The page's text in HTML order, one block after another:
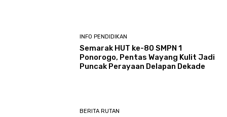
INFO PENDIDIKAN
Semarak HUT ke-80 SMPN 1
Ponorogo, Pentas Wayang Kulit Jadi
Puncak Perayaan Delapan Dekade
BERITA RUTAN